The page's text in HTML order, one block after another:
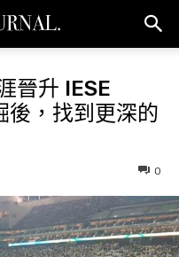
晉升 IESE
後，找到更深的
0